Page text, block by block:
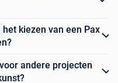
kiezen van een Pax
andere projecten